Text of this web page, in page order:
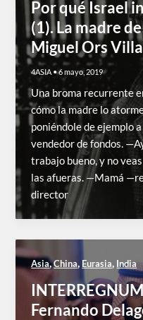
Por qué Israel
(1). La madre
Miguel Ors
4ASIA •6 mayo, 2019
Una broma recurrente
cómo la madre lo
poniéndole de ejemplo
vendedor de fondos.
trabajo bueno, y no
las afueras. —Mamá
director
Asia,China, Eurasia, India
Fernando